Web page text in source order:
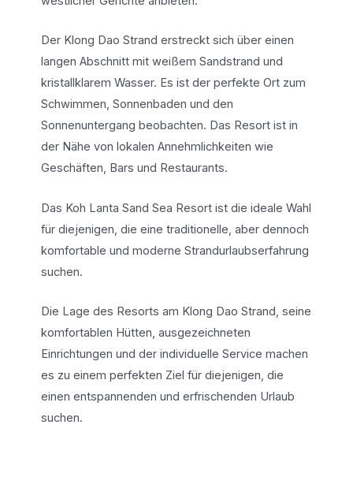
Der Klong Dao Strand erstreckt sich über einen
langen Abschnitt mit weißem Sandstrand und
kristallklarem Wasser. Es ist der perfekte Ort zum
Schwimmen, Sonnenbaden und den
Sonnenuntergang beobachten. Das Resort ist in
der Nähe von lokalen Annehmlichkeiten wie
Geschäften, Bars und Restaurants.
Das Koh Lanta Sand Sea Resort ist die ideale Wahl
für diejenigen, die eine traditionelle, aber dennoch
komfortable und moderne Strandurlaubserfahrung
suchen.
Die Lage des Resorts am Klong Dao Strand, seine
komfortablen Hütten, ausgezeichneten
Einrichtungen und der individuelle Service machen
es zu einem perfekten Ziel für diejenigen, die
einen entspannenden und erfrischenden Urlaub
suchen.